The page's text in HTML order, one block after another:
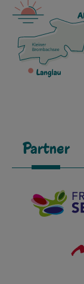
Partner